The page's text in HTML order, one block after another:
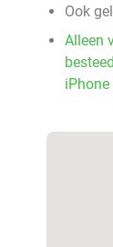
Ook
Alleen
iPhone